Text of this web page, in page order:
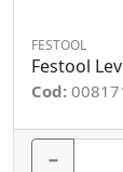
FESTOOL
Festool
Cod:
−